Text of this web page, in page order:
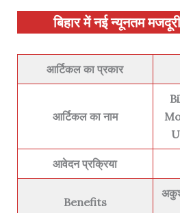
बिहार में नई न्यूनतम
आर्टिकल का प्रकार
आर्टिकल का नाम
आवेदन प्रक्रिया
Benefits